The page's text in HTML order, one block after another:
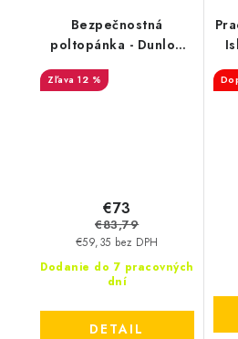
Bezpečnostná
poltopánka - Dunlop
FLYING SWORD EVO
S3 - čierna-červená
12 %
Dodanie do 7 pracovných
dní
€59,35 bez DPH
€73
€83,79
DETAIL